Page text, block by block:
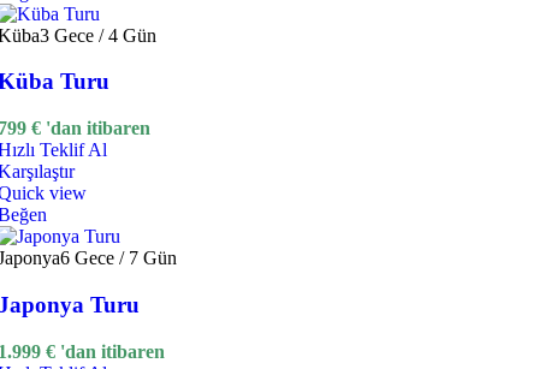
3 Gece / 4 Gün
Turu
€ 'dan itibaren
Teklif Al
view
6 Gece / 7 Gün
Turu
€ 'dan itibaren